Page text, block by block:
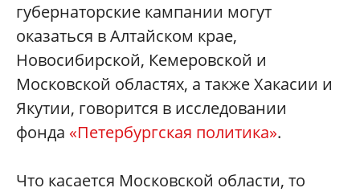
губернаторские кампании могут
оказаться в Алтайском крае,
Новосибирской, Кемеровской и
Московской областях, а также Хакасии и
Якутии, говорится в исследовании
фонда «Петербургская политика».
Что касается Московской области, то